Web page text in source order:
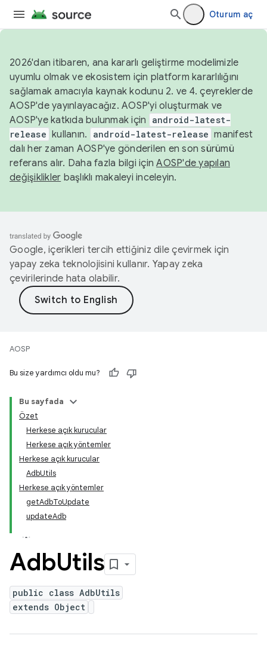
Oturum aç
2026'dan itibaren, ana kararlı geliştirme modelimizle
uyumlu olmak ve ekosistem için platform kararlılığını
sağlamak amacıyla kaynak kodunu 2. ve 4. çeyreklerde
AOSP'de yayınlayacağız. AOSP'yi oluşturmak ve
AOSP'ye katkıda bulunmak için
android-latest-
release kullanın. android-latest-release manifest
dalı her zaman AOSP'ye gönderilen en son sürümü
referans alır. Daha fazla bilgi içinAOSP'de yapılan
değişiklikler başlıklı makaleyi inceleyin.
Google, içerikleri tercih ettiğiniz dile çevirmek için
yapay zeka teknolojisini kullanır. Yapay zeka
çevirilerinde hata olabilir.
AOSP
Bu size yardımcı oldu mu?
Bu sayfada
Özet
Herkese açık kurucular
Herkese açık yöntemler
Herkese açık kurucular
AdbUtils
Herkese açık yöntemler
getAdbToUpdate
updateAdb
AdbUtils
public class AdbUtils
extends Object